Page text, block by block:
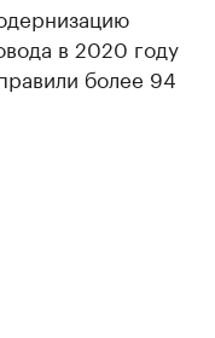
в 2020 году
более 94